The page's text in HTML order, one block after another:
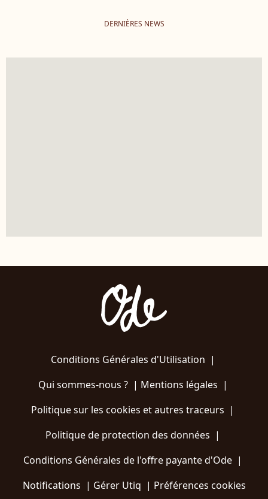
DERNIÈRES NEWS
Conditions Générales d'Utilisation |
Qui sommes-nous ?| Mentions légales |
Politique sur les cookies et autres traceurs |
Politique de protection des données |
Conditions Générales de l'offre payante d'Ode |
Notifications | Gérer Utiq | Préférences cookies